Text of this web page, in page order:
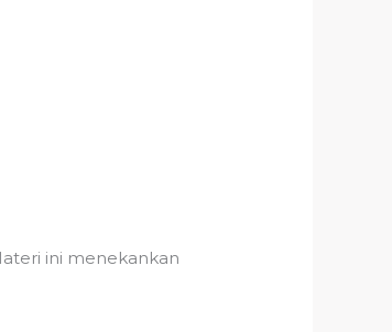
ini menekankan